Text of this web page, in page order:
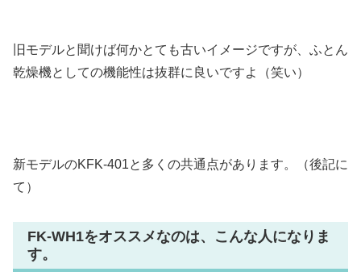
旧モデルと聞けば何かとても古いイメージですが、ふとん
乾燥機としての機能性は抜群に良いですよ（笑い）
新モデルのKFK-401と多くの共通点があります。（後記に
て）
FK-WH1をオススメなのは、こんな人になりま
す。